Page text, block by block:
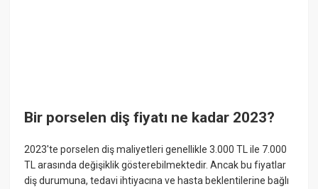
Bir porselen diş fiyatı ne kadar 2023?
2023'te porselen diş maliyetleri genellikle 3.000 TL ile 7.000
TL arasında değişiklik gösterebilmektedir. Ancak bu fiyatlar
diş durumuna, tedavi ihtiyacına ve hasta beklentilerine bağlı